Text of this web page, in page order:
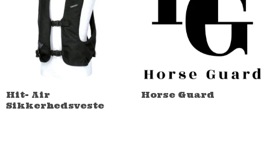
Hit- Air
Sikkerhedsveste
Horse Guard